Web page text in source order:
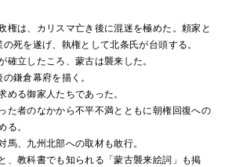
権は、カリスマ亡き後に混迷を極めた。頼家と
死を遂げ、執権として北条氏が台頭する。
確立したころ、蒙古は襲来した。
鎌倉幕府を描く。
める御家人たちであった。
た者のなかから不平不満とともに朝権回復への
る。
馬、九州北部への取材も敢行。
、教科書でも知られる「蒙古襲来絵詞」も掲